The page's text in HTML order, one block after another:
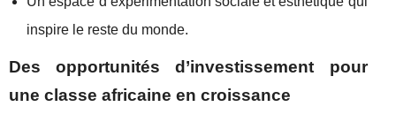
inspire le reste du monde.
Des opportunités d’investissement pour
une classe africaine en croissance